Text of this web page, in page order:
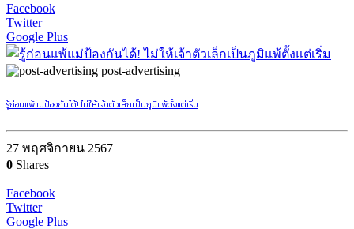
Facebook
Twitter
Google Plus
post-advertising
รู้ก่อนแพ้แม่ป้องกันได้! ไม่ให้เจ้าตัวเล็กเป็นภูมิแพ้ตั้งแต่เริ่ม
27 พฤศจิกายน 2567
0 Shares
Facebook
Twitter
Google Plus